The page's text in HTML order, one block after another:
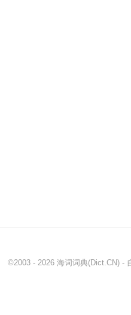
©2003 - 2026 海词词典(Dict.CN) -